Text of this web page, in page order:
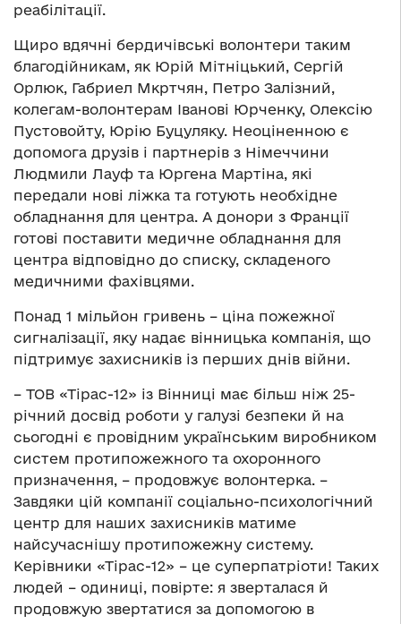
реабілітації.
Щиро вдячні бердичівські волонтери таким
благодійникам, як Юрій Мітніцький, Сергій
Орлюк, Габриел Мкртчян, Петро Залізний,
колегам-волонтерам Іванові Юрченку, Олексію
Пустовойту, Юрію Буцуляку. Неоціненною є
допомога друзів і партнерів з Німеччини
Людмили Лауф та Юргена Мартіна, які
передали нові ліжка та готують необхідне
обладнання для центра. А донори з Франції
готові поставити медичне обладнання для
центра відповідно до списку, складеного
медичними фахівцями.
Понад 1 мільйон гривень – ціна пожежної
сигналізації, яку надає вінницька компанія, що
підтримує захисників із перших днів війни.
– ТОВ «Тірас-12» із Вінниці має більш ніж 25-
річний досвід роботи у галузі безпеки й на
сьогодні є провідним українським виробником
систем протипожежного та охоронного
призначення, – продовжує волонтерка. –
Завдяки цій компанії соціально-психологічний
центр для наших захисників матиме
найсучаснішу протипожежну систему.
Керівники «Тірас-12» – це суперпатріоти! Таких
людей – одиниці, повірте: я зверталася й
продовжую звертатися за допомогою в